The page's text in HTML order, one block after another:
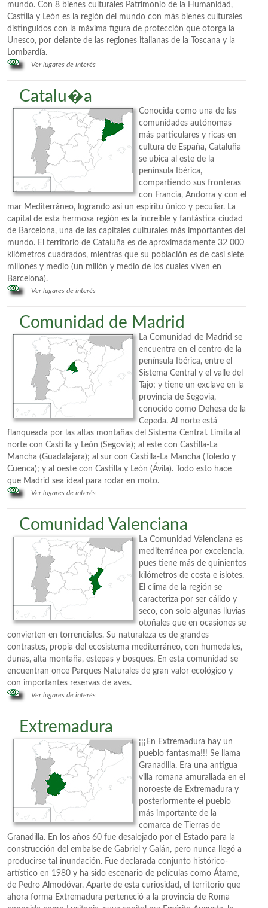
mundo. Con 8 bienes culturales Patrimonio de la Humanidad,
Castilla y León es la región del mundo con más bienes culturales
distinguidos con la máxima figura de protección que otorga la
Unesco, por delante de las regiones italianas de la Toscana y la
Lombardía.
Ver lugares de interés
Catalu�a
Conocida como una de las
comunidades autónomas
más particulares y ricas en
cultura de España, Cataluña
se ubica al este de la
península Ibérica,
compartiendo sus fronteras
con Francia, Andorra y con el
mar Mediterráneo, logrando así un espíritu único y peculiar. La
capital de esta hermosa región es la increíble y fantástica ciudad
de Barcelona, una de las capitales culturales más importantes del
mundo. El territorio de Cataluña es de aproximadamente 32 000
kilómetros cuadrados, mientras que su población es de casi siete
millones y medio (un millón y medio de los cuales viven en
Barcelona).
Ver lugares de interés
Comunidad de Madrid
La Comunidad de Madrid se
encuentra en el centro de la
península Ibérica, entre el
Sistema Central y el valle del
Tajo; y tiene un exclave en la
provincia de Segovia,
conocido como Dehesa de la
Cepeda. Al norte está
flanqueada por las altas montañas del Sistema Central. Limita al
norte con Castilla y León (Segovia); al este con Castilla-La
Mancha (Guadalajara); al sur con Castilla-La Mancha (Toledo y
Cuenca); y al oeste con Castilla y León (Ávila). Todo esto hace
que Madrid sea ideal para rodar en moto.
Ver lugares de interés
Comunidad Valenciana
La Comunidad Valenciana es
mediterránea por excelencia,
pues tiene más de quinientos
kilómetros de costa e islotes.
El clima de la región se
caracteriza por ser cálido y
seco, con solo algunas lluvias
otoñales que en ocasiones se
convierten en torrenciales. Su naturaleza es de grandes
contrastes, propia del ecosistema mediterráneo, con humedales,
dunas, alta montaña, estepas y bosques. En esta comunidad se
encuentran once Parques Naturales de gran valor ecológico y
con importantes reservas de aves.
Ver lugares de interés
Extremadura
¡¡¡En Extremadura hay un
pueblo fantasma!!! Se llama
Granadilla. Era una antigua
villa romana amurallada en el
noroeste de Extremadura y
posteriormente el pueblo
más importante de la
comarca de Tierras de
Granadilla. En los años 60 fue desalojado por el Estado para la
construcción del embalse de Gabriel y Galán, pero nunca llegó a
producirse tal inundación. Fue declarada conjunto histórico-
artístico en 1980 y ha sido escenario de películas como Átame,
de Pedro Almodóvar. Aparte de esta curiosidad, el territorio que
ahora forma Extremadura perteneció a la provincia de Roma